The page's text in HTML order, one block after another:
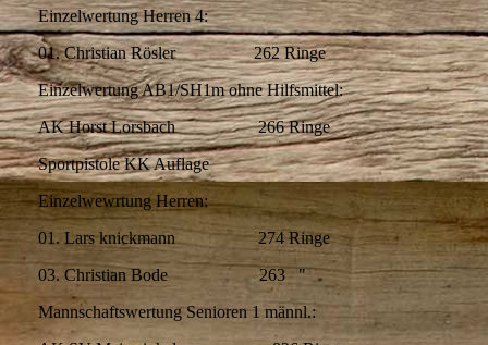
Einzelwertung Herren 4:
01. Christian Rösler 262 Ringe
Einzelwertung AB1/SH1m ohne Hilfsmittel:
AK Horst Lorsbach 266 Ringe
Sportpistole KK Auflage
Einzelwewrtung Herren:
01. Lars knickmann 274 Ringe
03. Christian Bode 263 "
Mannschaftswertung Senioren 1 männl.: